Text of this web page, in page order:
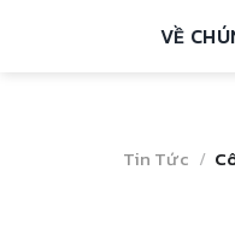
VỀ
Tin Tức /